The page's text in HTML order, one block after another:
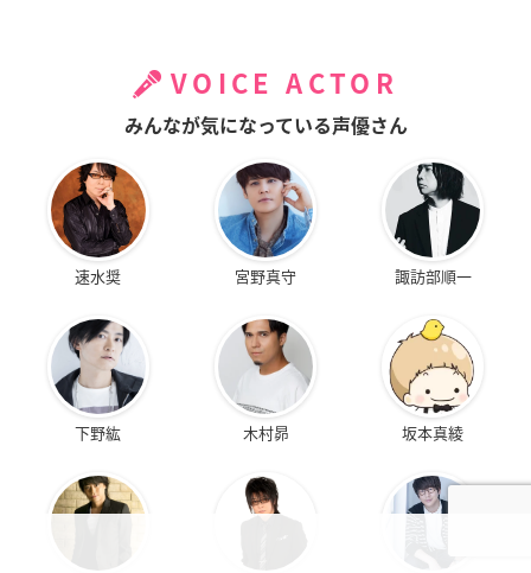
VOICE ACTOR
みんなが気になっている声優さん
速水奨 宮野真守 諏訪部順一
下野紘 木村昴 坂本真綾